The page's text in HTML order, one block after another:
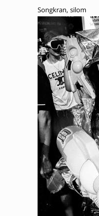
Songkran, silom